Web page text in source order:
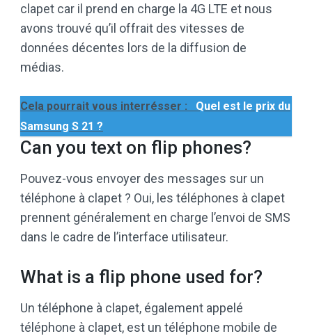
clapet car il prend en charge la 4G LTE et nous
avons trouvé qu’il offrait des vitesses de
données décentes lors de la diffusion de
médias.
Cela pourrait vous interrésser :
Quel est le prix du
Samsung S 21 ?
Can you text on flip phones?
Pouvez-vous envoyer des messages sur un
téléphone à clapet ? Oui, les téléphones à clapet
prennent généralement en charge l’envoi de SMS
dans le cadre de l’interface utilisateur.
What is a flip phone used for?
Un téléphone à clapet, également appelé
téléphone à clapet, est un téléphone mobile de